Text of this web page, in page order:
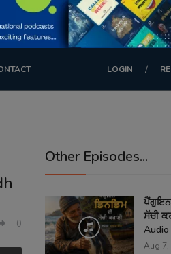
LOGIN /
0
Other Episodes...
ਪੈਂਗੁਇਨ
ਸੱਚੀ
Audio
Aug 7,